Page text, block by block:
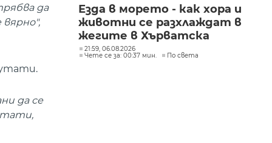
да
да се
Езда в морето - как хора и
животни се разхлаждат в
жегите в Хърватска
21:59, 06.08.2026
Чете се за: 00:37 мин.
По света